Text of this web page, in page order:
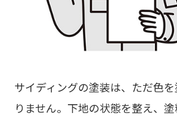
サイディングの塗装は、ただ色
りません。下地の状態を整え、